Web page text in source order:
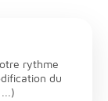
rythme
du